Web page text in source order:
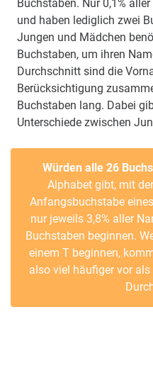
Buchstaben. Nur 0,1%
und haben lediglich zwei
Jungen und Mädchen
Buchstaben, um ihren
Durchschnitt sind die
Berücksichtigung
Buchstaben lang. Dabei
Unterschiede zwischen
Würden alle 26
Alphabet gibt, mit
Anfangsbuchstabe
nur jeweils 3,8% aller
Buchstaben beginnen.
einem T beginnen,
also viel häufiger vor